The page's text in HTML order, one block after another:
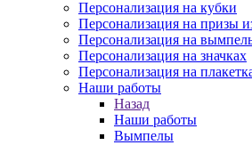
Персонализация на кубки
Персонализация на призы
Персонализация на
Персонализация на значках
Персонализация на
Наши работы
Назад
Наши работы
Вымпелы